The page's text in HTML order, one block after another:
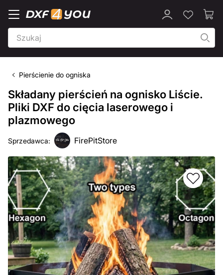
Pierścienie do ogniska
Składany pierścień na ognisko Liście.
Pliki DXF do cięcia laserowego i
plazmowego
Sprzedawca: FirePitStore